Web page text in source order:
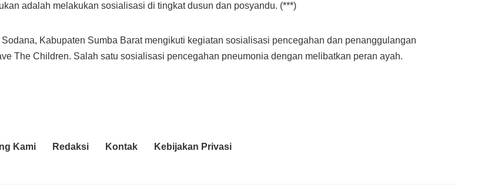
adalah melakukan sosialisasi di tingkat dusun dan posyandu. (***)
Kabupaten Sumba Barat mengikuti kegiatan sosialisasi pencegahan dan penanggulangan
The Children. Salah satu sosialisasi pencegahan pneumonia dengan melibatkan peran ayah.
Kami Redaksi Kontak Kebijakan Privasi